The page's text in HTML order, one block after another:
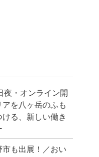
・オンライン開
を⼋ヶ岳のふも
る、新しい働き
も出展！／おい